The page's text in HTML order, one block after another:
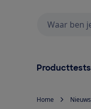
Producttests
Home Nieuws